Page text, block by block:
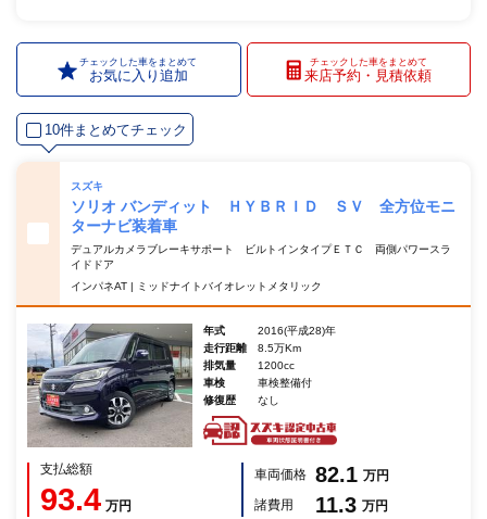
チェックした車をまとめて
お気に入り追加
チェックした車をまとめて
来店予約・見積依頼
10件まとめてチェック
スズキ
ソリオ バンディット ＨＹＢＲＩＤ ＳＶ 全方位モニ
ターナビ装着車
デュアルカメラブレーキサポート ビルトインタイプＥＴＣ 両側パワースラ
イドドア
インパネAT | ミッドナイトバイオレットメタリック
年式
2016(平成28)年
走行距離
8.5万Km
排気量
1200cc
車検
車検整備付
修復歴
なし
支払総額
93.4 万円
車両価格 82.1 万円
諸費用
11.3 万円